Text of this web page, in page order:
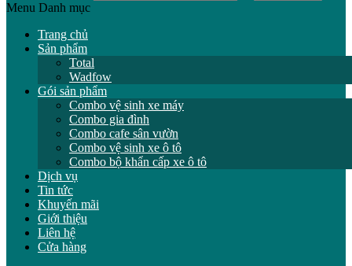
Menu Danh mục
Trang chủ
Sản phẩm
Total
Wadfow
Gói sản phẩm
Combo vệ sinh xe máy
Combo gia đình
Combo cafe sân vườn
Combo vệ sinh xe ô tô
Combo bộ khẩn cấp xe ô tô
Dịch vụ
Tin tức
Khuyến mãi
Giới thiệu
Liên hệ
Cửa hàng